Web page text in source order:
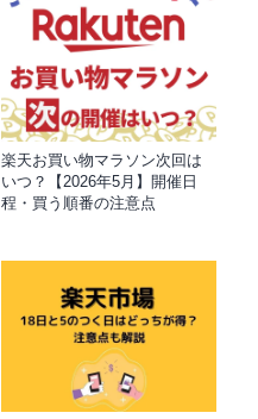
楽天お買い物マラソン次回は
いつ？【2026年5月】開催日
程・買う順番の注意点